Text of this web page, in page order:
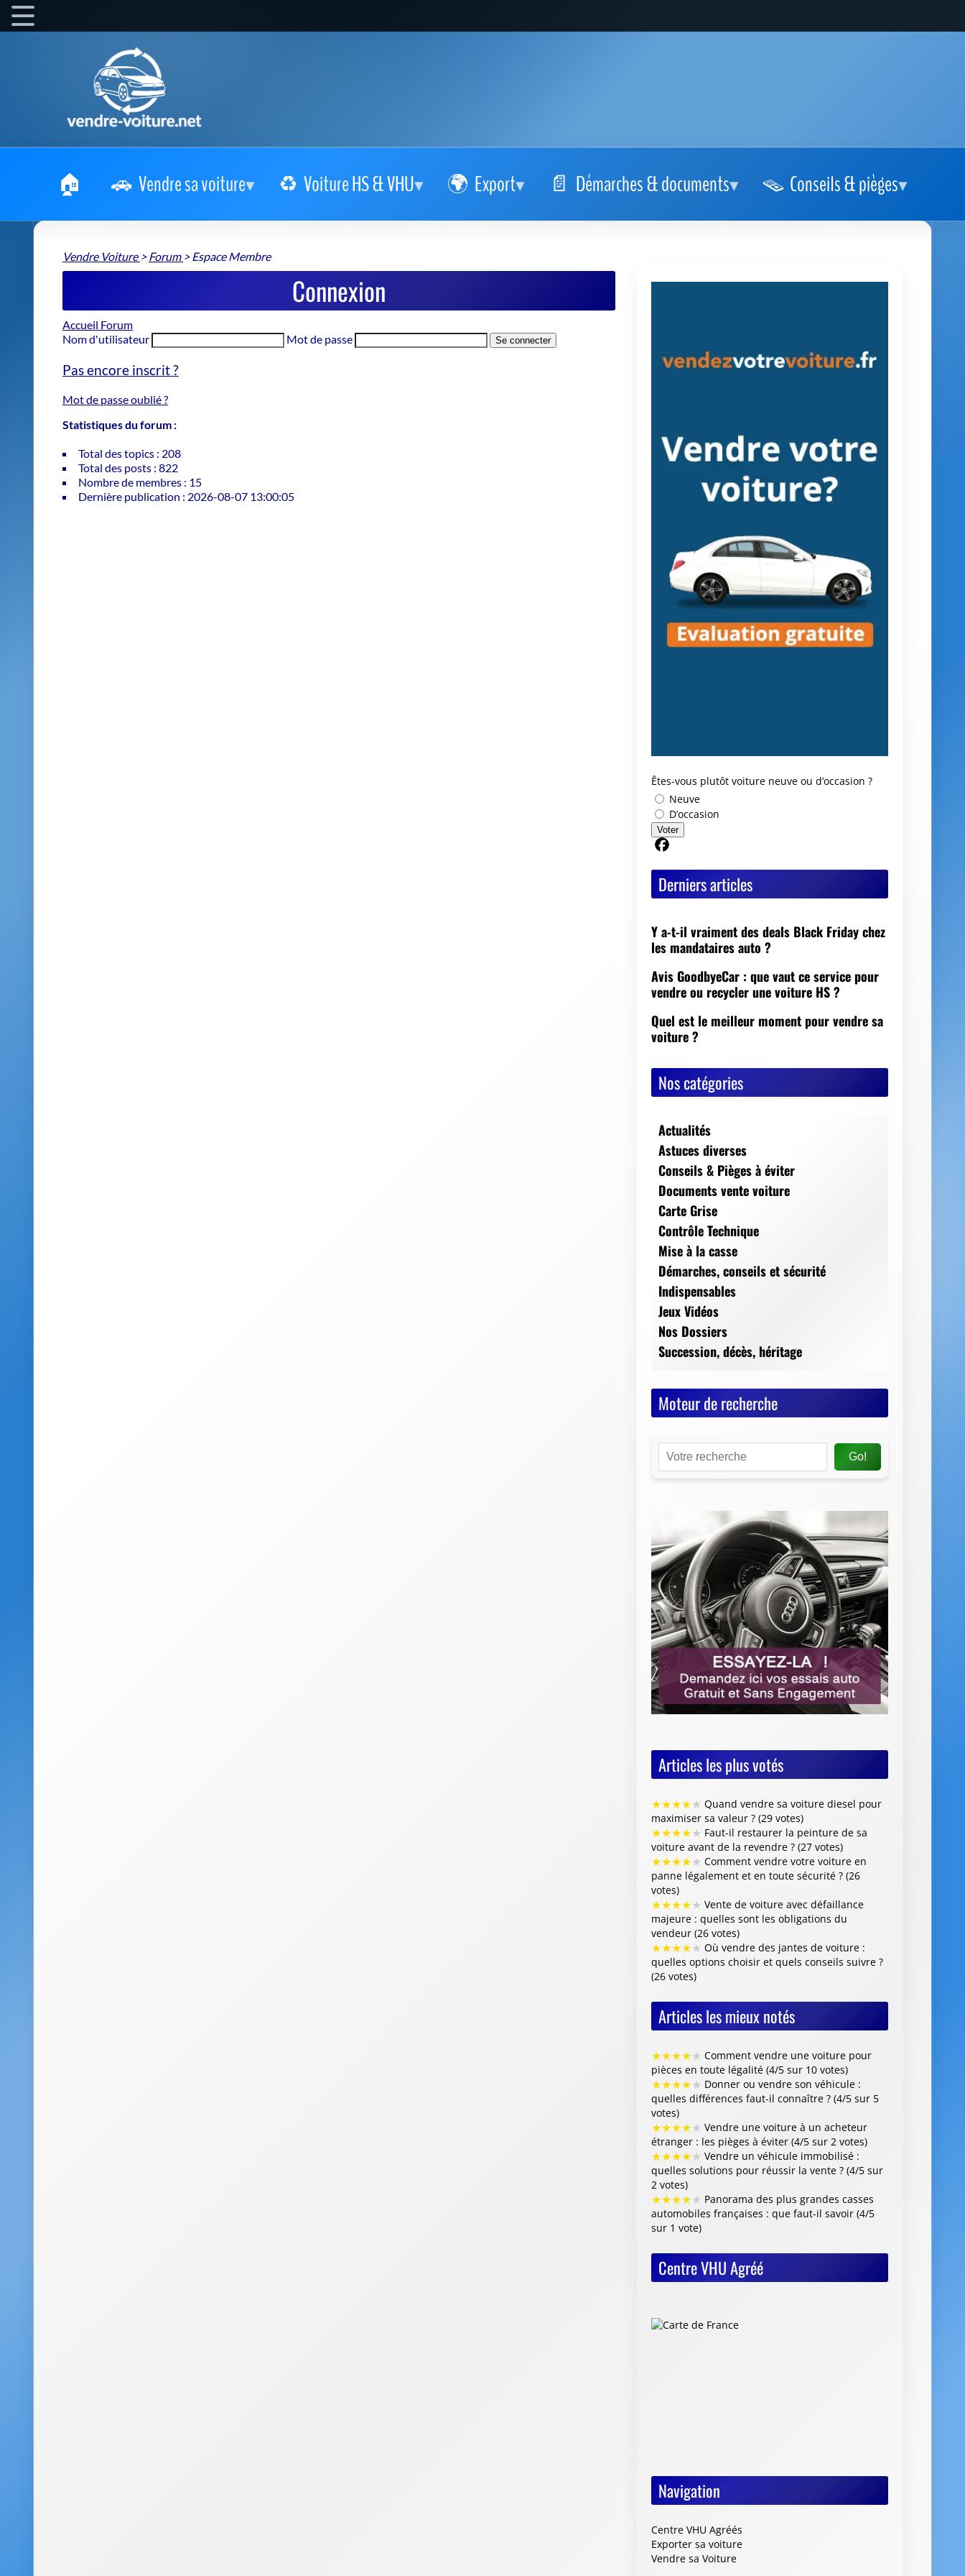
Vendre sa voiture Voiture HS & VHU Export Démarches & documents Conseils & pièges
Vendre Voiture >Forum >Espace Membre
Connexion
Accueil Forum
Nom d'utilisateur
Mot de passe Se connecter
Pas encore inscrit ?
Mot de passe oublié ?
Statistiques du forum :
Total des topics : 208
Total des posts : 822
Nombre de membres : 15
Dernière publication : 2026-08-07 13:00:05
Êtes-vous plutôt voiture neuve ou d’occasion ?
Neuve
D’occasion
Voter
Derniers articles
Y a-t-il vraiment des deals Black Friday chez
les mandataires auto ?
Avis GoodbyeCar : que vaut ce service pour
vendre ou recycler une voiture HS ?
Quel est le meilleur moment pour vendre sa
voiture ?
Nos catégories
Actualités
Astuces diverses
Conseils & Pièges à éviter
Documents vente voiture
Carte Grise
Contrôle Technique
Mise à la casse
Démarches, conseils et sécurité
Indispensables
Jeux Vidéos
Nos Dossiers
Succession, décès, héritage
Moteur de recherche
Go!
Articles les plus votés
★★★★★ Quand vendre sa voiture diesel pour
maximiser sa valeur ? (29 votes)
★★★★★ Faut-il restaurer la peinture de sa
voiture avant de la revendre ? (27 votes)
★★★★★ Comment vendre votre voiture en
panne légalement et en toute sécurité ? (26
votes)
★★★★★ Vente de voiture avec défaillance
majeure : quelles sont les obligations du
vendeur (26 votes)
★★★★★ Où vendre des jantes de voiture :
quelles options choisir et quels conseils suivre ?
(26 votes)
Articles les mieux notés
★★★★★ Comment vendre une voiture pour
pièces en toute légalité (4/5 sur 10 votes)
★★★★★ Donner ou vendre son véhicule :
quelles différences faut-il connaître ? (4/5 sur 5
votes)
★★★★★ Vendre une voiture à un acheteur
étranger : les pièges à éviter (4/5 sur 2 votes)
★★★★★ Vendre un véhicule immobilisé :
quelles solutions pour réussir la vente ? (4/5 sur
2 votes)
★★★★★ Panorama des plus grandes casses
automobiles françaises : que faut-il savoir (4/5
sur 1 vote)
Centre VHU Agréé
Navigation
Centre VHU Agréés
Exporter sa voiture
Vendre sa Voiture